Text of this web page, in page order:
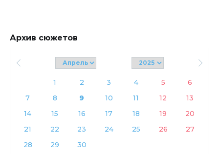
Архив сюжетов
1 2 3 4 5
6
7
8 9 10 11 12
13
14
15 16 17 18 19
20
21
22 23 24 25 26
27
28
29 30